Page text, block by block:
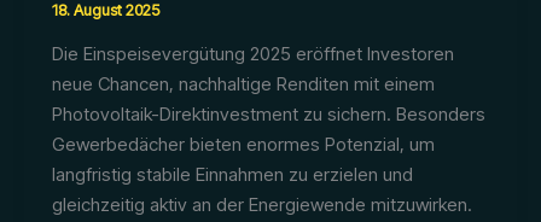
18. August 2025
Die Einspeisevergütung 2025 eröffnet Investoren
neue Chancen, nachhaltige Renditen mit einem
Photovoltaik-Direktinvestment zu sichern. Besonders
Gewerbedächer bieten enormes Potenzial, um
langfristig stabile Einnahmen zu erzielen und
gleichzeitig aktiv an der Energiewende mitzuwirken.